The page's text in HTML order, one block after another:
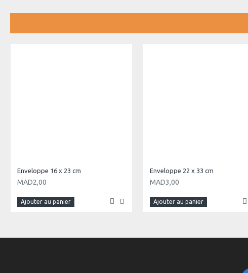
Enveloppe 16 x 23 cm
MAD2,00
Ajouter au panier
Enveloppe 22 x 33 cm
MAD3,00
Ajouter au panier